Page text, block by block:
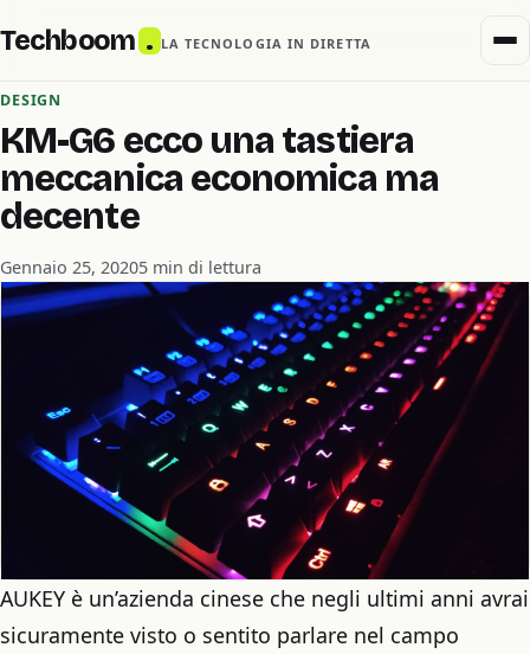
Techboom . LA TECNOLOGIA IN DIRETTA
DESIGN
KM-G6 ecco una tastiera
meccanica economica ma
decente
Gennaio 25, 20205 min di lettura
AUKEY è un’azienda cinese che negli ultimi anni avrai
sicuramente visto o sentito parlare nel campo